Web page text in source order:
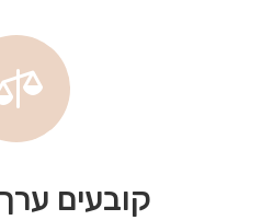
קובעים